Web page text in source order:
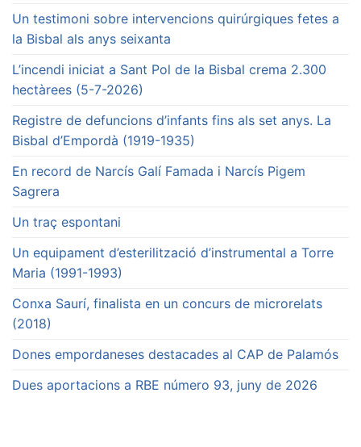
Un testimoni sobre intervencions quirúrgiques fetes a
la Bisbal als anys seixanta
L’incendi iniciat a Sant Pol de la Bisbal crema 2.300
hectàrees (5-7-2026)
Registre de defuncions d’infants fins als set anys. La
Bisbal d’Empordà (1919-1935)
En record de Narcís Galí Famada i Narcís Pigem
Sagrera
Un traç espontani
Un equipament d’esterilització d’instrumental a Torre
Maria (1991-1993)
Conxa Saurí, finalista en un concurs de microrelats
(2018)
Dones empordaneses destacades al CAP de Palamós
Dues aportacions a RBE número 93, juny de 2026